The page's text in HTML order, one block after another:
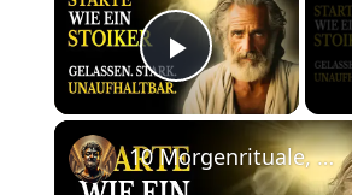
Play Video
10 Morgenrituale, die dein Leben verändern - Jeden Tag gelassener und stärker